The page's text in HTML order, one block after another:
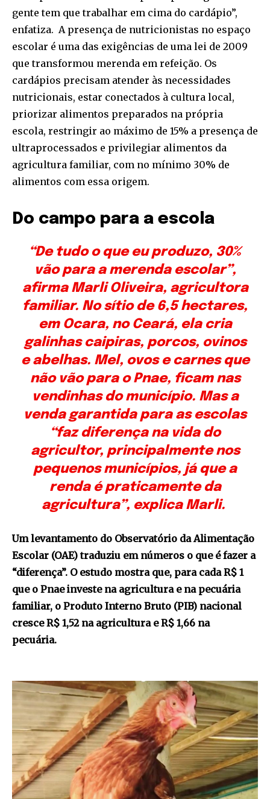
gente tem que trabalhar em cima do cardápio”,
enfatiza. A presença de nutricionistas no espaço
escolar é uma das exigências de uma lei de 2009
que transformou merenda em refeição. Os
cardápios precisam atender às necessidades
nutricionais, estar conectados à cultura local,
priorizar alimentos preparados na própria
escola, restringir ao máximo de 15% a presença de
ultraprocessados e privilegiar alimentos da
agricultura familiar, com no mínimo 30% de
alimentos com essa origem.
Do campo para a escola
“De tudo o que eu produzo, 30%
vão para a merenda escolar”,
afirma Marli Oliveira, agricultora
familiar. No sítio de 6,5 hectares,
em Ocara, no Ceará, ela cria
galinhas caipiras, porcos, ovinos
e abelhas. Mel, ovos e carnes que
não vão para o Pnae, ficam nas
vendinhas do município. Mas a
venda garantida para as escolas
“faz diferença na vida do
agricultor, principalmente nos
pequenos municípios, já que a
renda é praticamente da
agricultura”, explica Marli.
Um levantamento do Observatório da Alimentação
Escolar (OAE) traduziu em números o que é fazer a
“diferença”. O estudo mostra que, para cada R$ 1
que o Pnae investe na agricultura e na pecuária
familiar, o Produto Interno Bruto (PIB) nacional
cresce R$ 1,52 na agricultura e R$ 1,66 na
pecuária.